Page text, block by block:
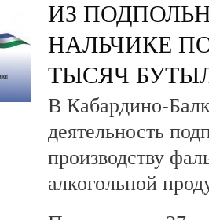
ИЗ
НАЛЬЧИКЕ
ТЫСЯЧ
В Кабардино-
деятельность
производству
алкогольной